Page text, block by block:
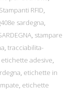
Stampanti RFID,
sardegna,
, stampare
, tracciabilita-
etichette adesive,
, etichette in
, etichette